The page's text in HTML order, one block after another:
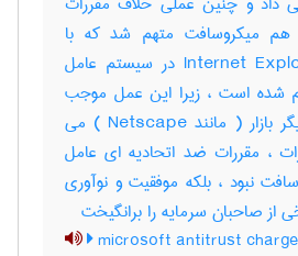
بود در سال 1997 هم میکروسافت متهم شد که با
انضمام مرورگر Internet Explorer در سیستم عامل
شده است ، زیرا این عمل موجب
حذف مرورگرهای دیگر بازار ( مانند Netscape ) می
، مقررات ضد اتحادیه ای عامل
نبود ، بلکه موفقیت و نوآوری
صاحبان سرمایه را برانگیخت
microsoft antitrust